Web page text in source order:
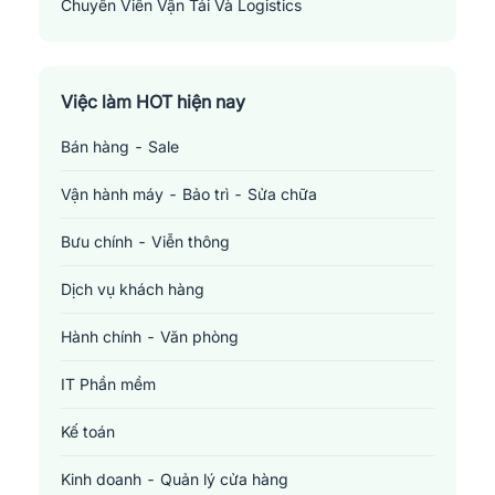
Chuyên Viên Vận Tải Và Logistics
Việc làm HOT hiện nay
Bán hàng - Sale
Vận hành máy - Bảo trì - Sửa chữa
Bưu chính - Viễn thông
Dịch vụ khách hàng
Hành chính - Văn phòng
IT Phần mềm
Kế toán
Kinh doanh - Quản lý cửa hàng